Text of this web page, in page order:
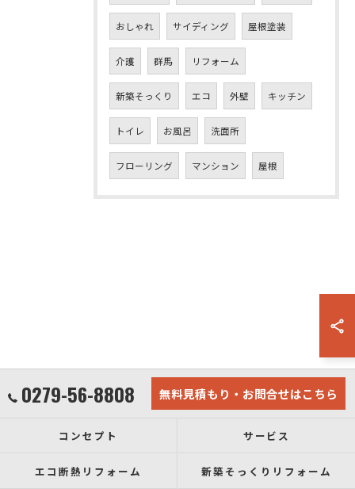
おしゃれ サイディング 屋根塗装
介護 群馬 リフォーム
新築そっくり エコ 外壁 キッチン
トイレ お風呂 洗面所
フローリング マンション 屋根
0279-56-8808 無料見積もり・お問合せはこちら
コンセプト サービス
エコ断熱リフォーム 新築そっくりリフォーム